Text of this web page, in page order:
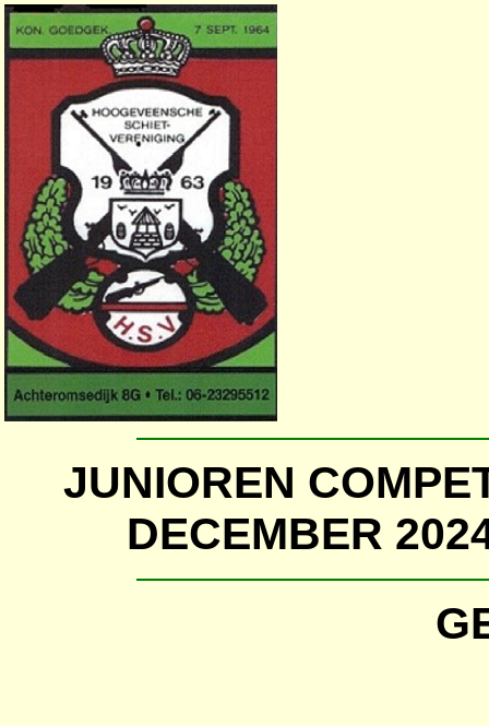
JUNIOREN
DECEMBER